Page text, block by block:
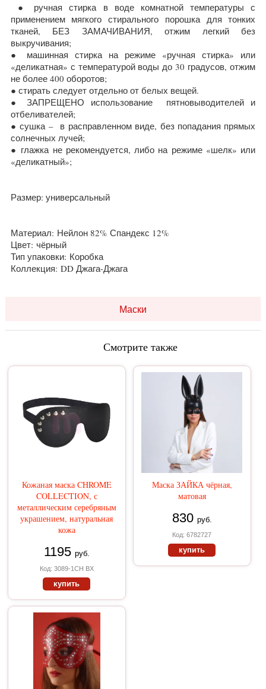
● ручная стирка в воде комнатной температуры с
применением мягкого стирального порошка для тонких
тканей, БЕЗ ЗАМАЧИВАНИЯ, отжим легкий без
выкручивания;
● машинная стирка на режиме «ручная стирка» или
«деликатная» с температурой воды до 30 градусов, отжим
не более 400 оборотов;
● стирать следует отдельно от белых вещей.
● ЗАПРЕЩЕНО использование пятновыводителей и
отбеливателей;
● сушка – в расправленном виде, без попадания прямых
солнечных лучей;
● глажка не рекомендуется, либо на режиме «шелк» или
«деликатный»;
Размер: универсальный
Материал: Нейлон 82% Спандекс 12%
Цвет: чёрный
Тип упаковки: Коробка
Коллекция: DD Джага-Джага
Маски
Смотрите также
Кожаная маска CHROME
COLLECTION, с
металлическим серебряным
украшением, натуральная
кожа
1195 руб.
Код: 3089-1CH BX
купить
Маска ЗАЙКА чёрная,
матовая
830 руб.
Код: 6782727
купить